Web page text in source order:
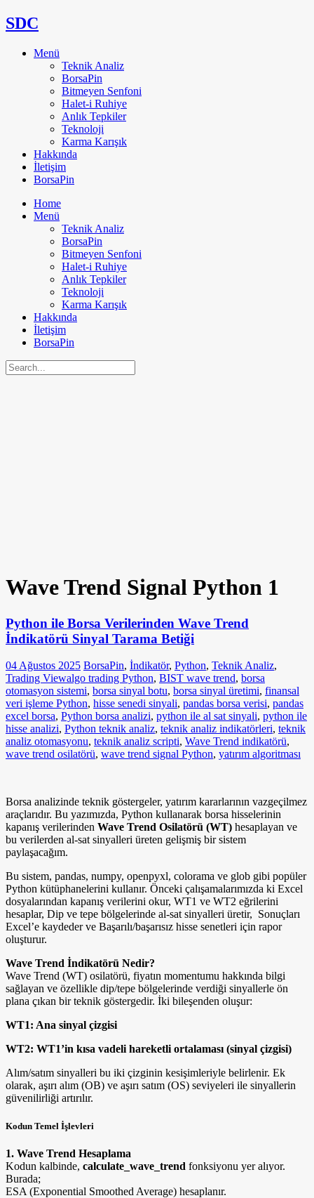
SDC
Menü
Teknik Analiz
BorsaPin
Bitmeyen Senfoni
Halet-i Ruhiye
Anlık Tepkiler
Teknoloji
Karma Karışık
Hakkında
İletişim
BorsaPin
Home
Menü
Teknik Analiz
BorsaPin
Bitmeyen Senfoni
Halet-i Ruhiye
Anlık Tepkiler
Teknoloji
Karma Karışık
Hakkında
İletişim
BorsaPin
Wave Trend Signal Python 1
Python ile Borsa Verilerinden Wave Trend
İndikatörü Sinyal Tarama Betiği
04 Ağustos 2025 BorsaPin, İndikatör, Python, Teknik Analiz,
Trading Viewalgo trading Python, BIST wave trend, borsa
otomasyon sistemi, borsa sinyal botu, borsa sinyal üretimi, finansal
veri işleme Python, hisse senedi sinyali, pandas borsa verisi, pandas
excel borsa, Python borsa analizi, python ile al sat sinyali, python ile
hisse analizi, Python teknik analiz, teknik analiz indikatörleri, teknik
analiz otomasyonu, teknik analiz scripti, Wave Trend indikatörü,
wave trend osilatörü, wave trend signal Python, yatırım algoritması
Borsa analizinde teknik göstergeler, yatırım kararlarının vazgeçilmez
araçlarıdır. Bu yazımızda, Python kullanarak borsa hisselerinin
kapanış verilerinden Wave Trend Osilatörü (WT) hesaplayan ve
bu verilerden al-sat sinyalleri üreten gelişmiş bir sistem
paylaşacağım.
Bu sistem, pandas, numpy, openpyxl, colorama ve glob gibi popüler
Python kütüphanelerini kullanır. Önceki çalışamalarımızda ki Excel
dosyalarından kapanış verilerini okur, WT1 ve WT2 eğrilerini
hesaplar, Dip ve tepe bölgelerinde al-sat sinyalleri üretir, Sonuçları
Excel’e kaydeder ve Başarılı/başarısız hisse senetleri için rapor
oluşturur.
Wave Trend İndikatörü Nedir?
Wave Trend (WT) osilatörü, fiyatın momentumu hakkında bilgi
sağlayan ve özellikle dip/tepe bölgelerinde verdiği sinyallerle ön
plana çıkan bir teknik göstergedir. İki bileşenden oluşur:
WT1: Ana sinyal çizgisi
WT2: WT1’in kısa vadeli hareketli ortalaması (sinyal çizgisi)
Alım/satım sinyalleri bu iki çizginin kesişimleriyle belirlenir. Ek
olarak, aşırı alım (OB) ve aşırı satım (OS) seviyeleri ile sinyallerin
güvenilirliği artırılır.
Kodun Temel İşlevleri
1. Wave Trend Hesaplama
Kodun kalbinde, calculate_wave_trend fonksiyonu yer alıyor.
Burada;
ESA (Exponential Smoothed Average) hesaplanır.